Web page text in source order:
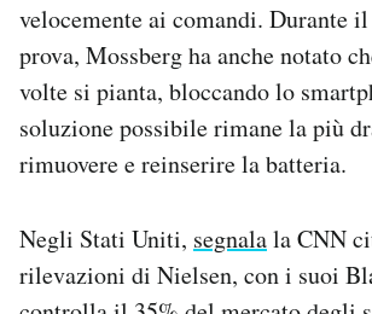
velocemente ai comandi. Durante
prova, Mossberg ha anche notato
volte si pianta, bloccando lo
soluzione possibile rimane la più
rimuovere e reinserire la batteria.
Negli Stati Uniti, segnalala CNN
rilevazioni di Nielsen, con i suoi